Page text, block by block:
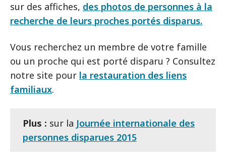
sur des affiches, des photos de personnes à la
recherche de leurs proches portés disparus.
Vous recherchez un membre de votre famille
ou un proche qui est porté disparu ? Consultez
notre site pour la restauration des liens
familiaux.
Plus : sur la Journée internationale des
personnes disparues 2015